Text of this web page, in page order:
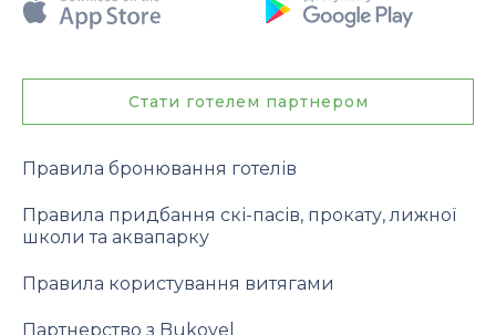
Правила бронювання готелів
Правила придбання скі-пасів, прокату, лижної
школи та аквапарку
Правила користування витягами
Партнерство з Bukovel
Стати готелем партнером